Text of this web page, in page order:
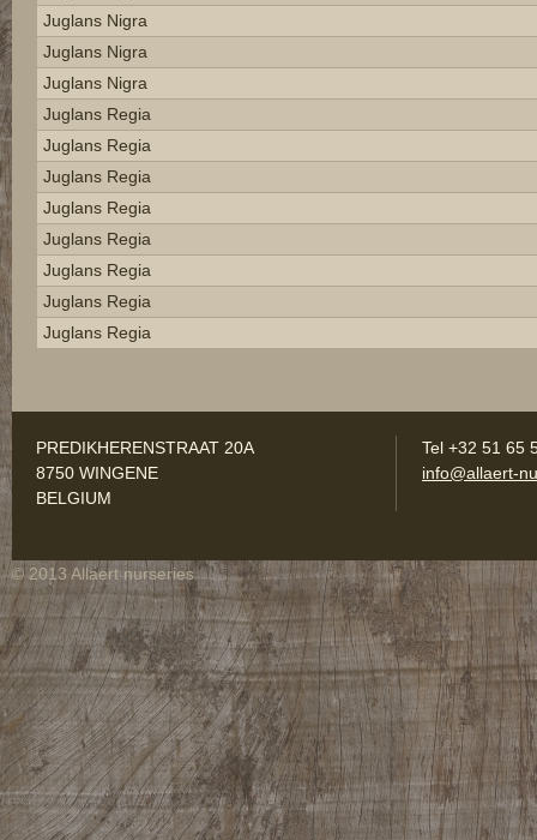
Juglans Nigra
Juglans Nigra
Juglans Nigra
Juglans Regia
Juglans Regia
Juglans Regia
Juglans Regia
Juglans Regia
Juglans Regia
Juglans Regia
Juglans Regia
PREDIKHERENSTRAAT 20A
8750 WINGENE
BELGIUM
Tel +32 51 65
info@allaert-
© 2013 Allaert nurseries